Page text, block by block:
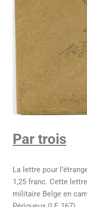
Par trois
La lettre pour
1,25 franc. Cette
militaire Belge en